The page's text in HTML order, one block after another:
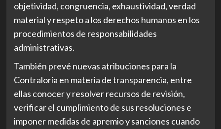
objetividad, congruencia, exhaustividad, verdad
material y respeto a los derechos humanos en los
procedimientos de responsabilidades
administrativas.
También prevé nuevas atribuciones para la
Contraloría en materia de transparencia, entre
ellas conocer y resolver recursos de revisión,
verificar el cumplimiento de sus resoluciones e
imponer medidas de apremio y sanciones cuando